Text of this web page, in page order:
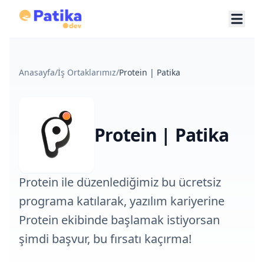
Anasayfa/İş Ortaklarımız/Protein | Patika
Protein | Patika
Protein ile düzenlediğimiz bu ücretsiz
programa katılarak, yazılım kariyerine
Protein ekibinde başlamak istiyorsan
şimdi başvur, bu fırsatı kaçırma!